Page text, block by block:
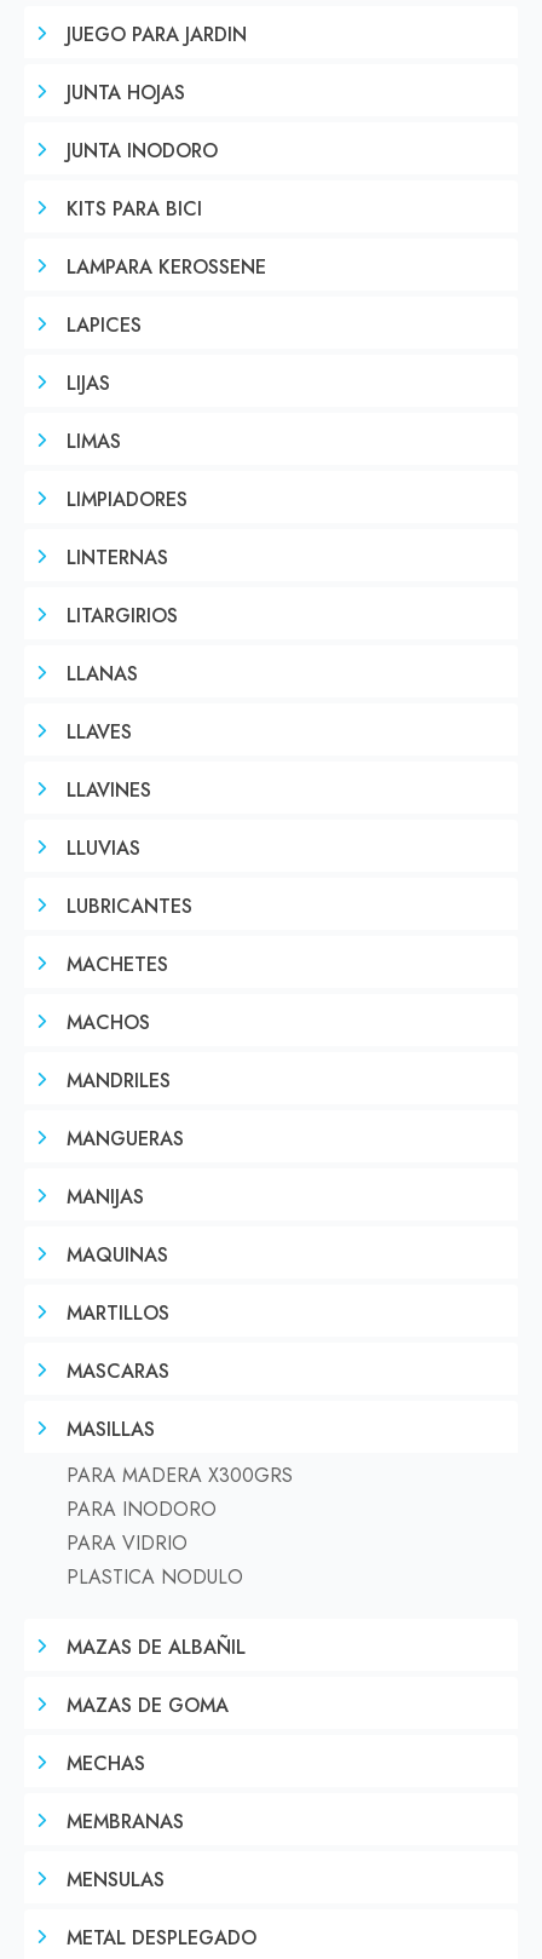
JUEGO PARA JARDIN
JUNTA HOJAS
JUNTA INODORO
KITS PARA BICI
LAMPARA KEROSSENE
LAPICES
LIJAS
LIMAS
LIMPIADORES
LINTERNAS
LITARGIRIOS
LLANAS
LLAVES
LLAVINES
LLUVIAS
LUBRICANTES
MACHETES
MACHOS
MANDRILES
MANGUERAS
MANIJAS
MAQUINAS
MARTILLOS
MASCARAS
MASILLAS
PARA MADERA X300GRS
PARA INODORO
PARA VIDRIO
PLASTICA NODULO
MAZAS DE ALBAÑIL
MAZAS DE GOMA
MECHAS
MEMBRANAS
MENSULAS
METAL DESPLEGADO